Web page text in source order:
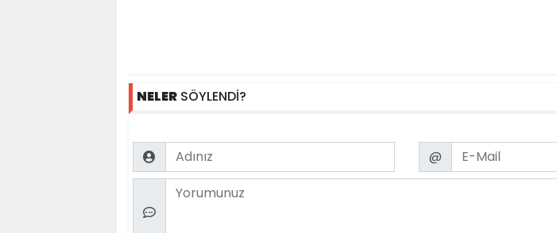
NELER SÖYLENDİ?
Name Email
@
Comment